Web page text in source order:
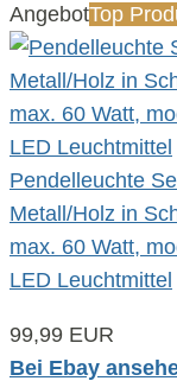
AngebotTop
Pendelleuchte
Metall/Holz in
max. 60 Watt,
LED Leuchtmittel
99,99 EUR
Bei Ebay